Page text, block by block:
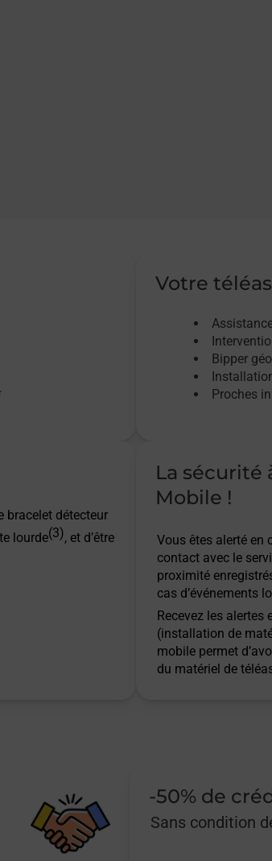
Votre
Bipper
Proches
bracelet détecteur
lourde(3), et d’être
La sécurité
Mobile !
Vous êtes alerté en
contact avec le
proximité
cas d’événements
Recevez les
(installation de
mobile permet
du matériel de
-50% de
Sans condition